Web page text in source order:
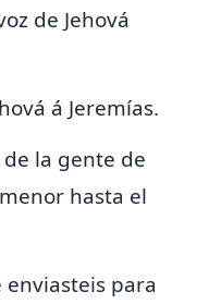
de Jehová
á Jeremías.
de la gente de
hasta el
enviasteis para